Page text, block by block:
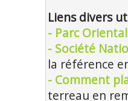
Liens divers
- Parc
- Société
la référence
- Comment
terreau en